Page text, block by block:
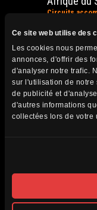
Ce site web utilise des
Les cookies nous
annonces, d'offrir des
d'analyser notre trafic.
sur l'utilisation de notre
de publicité et
d'autres informations
collectées lors de votre
Circuits
Circuits